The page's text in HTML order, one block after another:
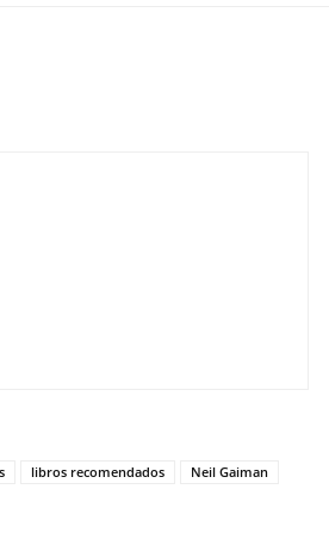
libros recomendados
Neil Gaiman